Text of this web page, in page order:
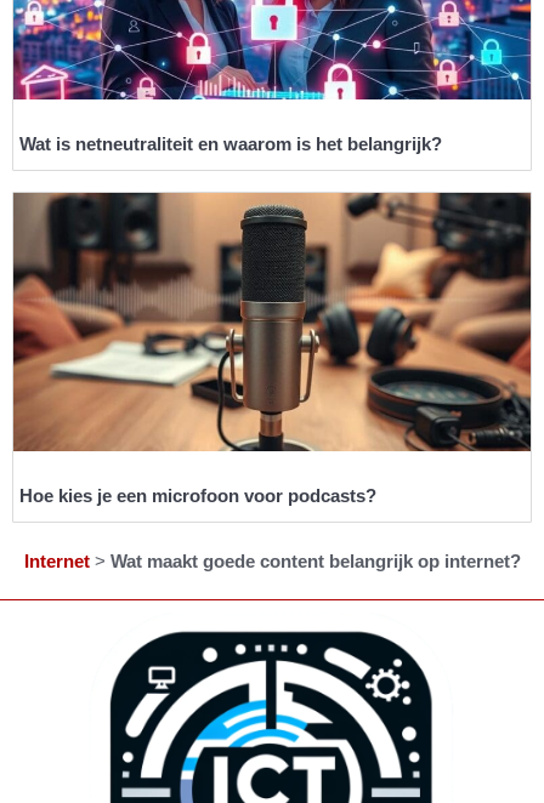
Wat is netneutraliteit en waarom is het belangrijk?
Hoe kies je een microfoon voor podcasts?
Internet> Wat maakt goede content belangrijk op internet?